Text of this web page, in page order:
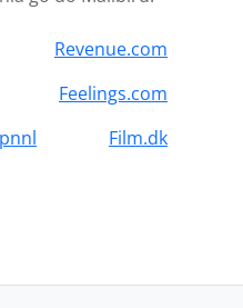
Revenue.com
Feelings.com
Film.dk